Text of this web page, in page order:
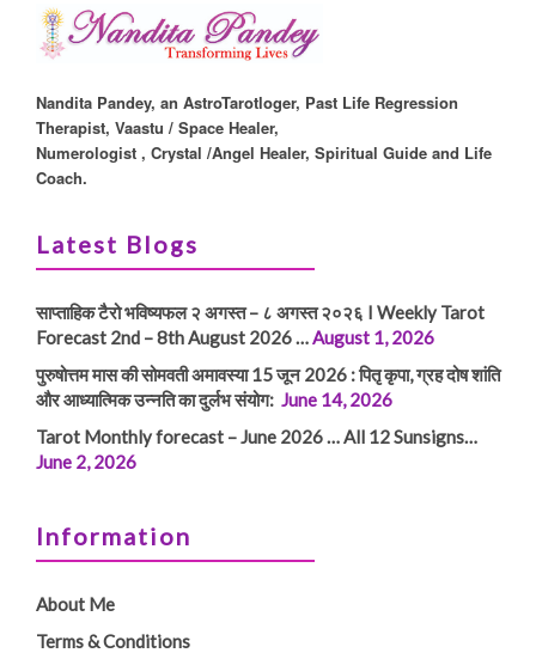
Nandita Pandey, an AstroTarotloger, Past Life Regression
Therapist, Vaastu / Space Healer,
Numerologist , Crystal /Angel Healer, Spiritual Guide and Life
Coach.
Latest Blogs
साप्ताहिक टैरो भविष्यफल २ अगस्त – ८ अगस्त २०२६ I Weekly Tarot
Forecast 2nd – 8th August 2026 …August 1, 2026
पुरुषोत्तम मास की सोमवती अमावस्या 15 जून 2026 : पितृ कृपा, ग्रह दोष शांति
और आध्यात्मिक उन्नति का दुर्लभ संयोग: June 14, 2026
Tarot Monthly forecast – June 2026 … All 12 Sunsigns…
June 2, 2026
Information
About Me
Terms & Conditions